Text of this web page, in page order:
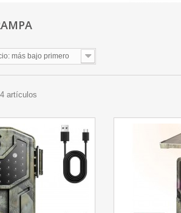
más bajo primero
artículos